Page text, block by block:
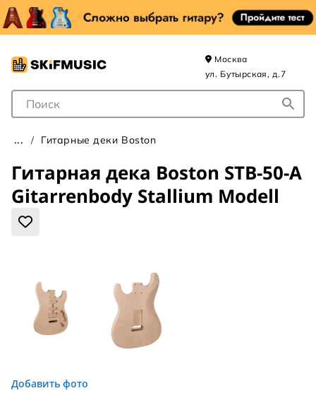
Поле для Поиска
Москва
ул. Бутырская, д.7
Гитарные деки Boston
Гитарная дека Boston STB-50-A
Gitarrenbody Stallium Modell
Добавить фото